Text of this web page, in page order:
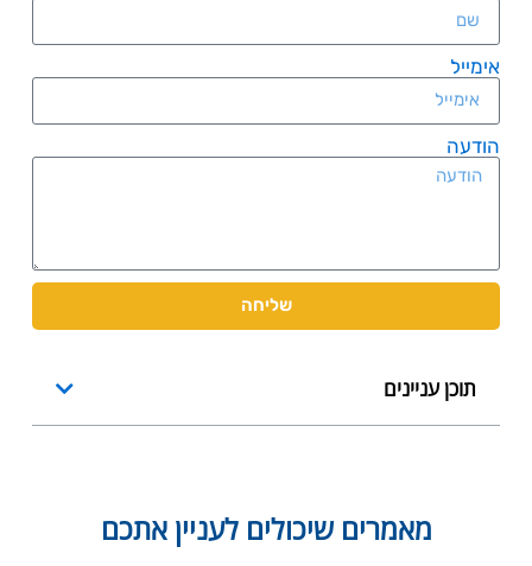
אימייל
הודעה
שליחה
תוכן עניינים
מאמרים שיכולים לעניין אתכם